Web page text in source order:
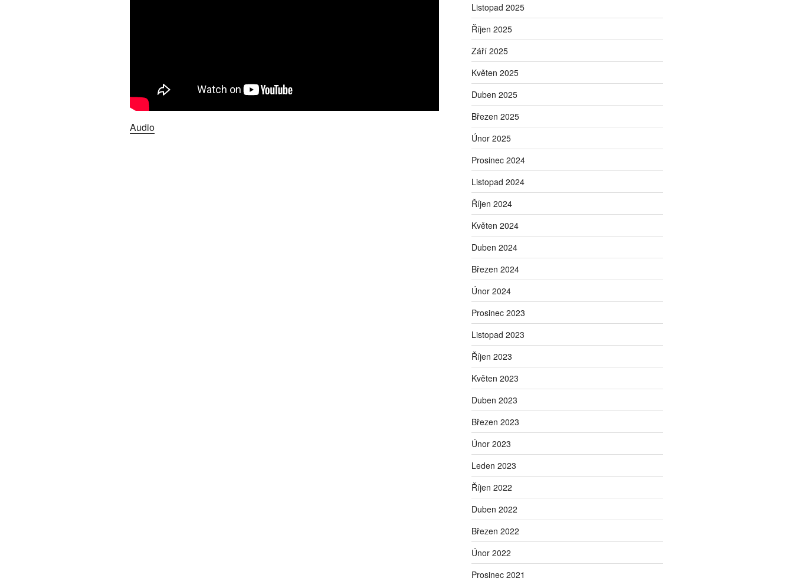
Audio
Listopad 2025
Říjen 2025
Září 2025
Květen 2025
Duben 2025
Březen 2025
Únor 2025
Prosinec 2024
Listopad 2024
Říjen 2024
Květen 2024
Duben 2024
Březen 2024
Únor 2024
Prosinec 2023
Listopad 2023
Říjen 2023
Květen 2023
Duben 2023
Březen 2023
Únor 2023
Leden 2023
Říjen 2022
Duben 2022
Březen 2022
Únor 2022
Prosinec 2021